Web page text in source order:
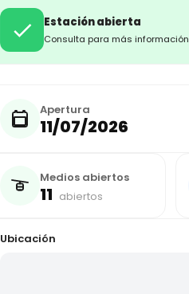
Estación abierta
Consulta para más información
Apertura
11/07/2026
Medios abiertos
11 abiertos
Ubicación